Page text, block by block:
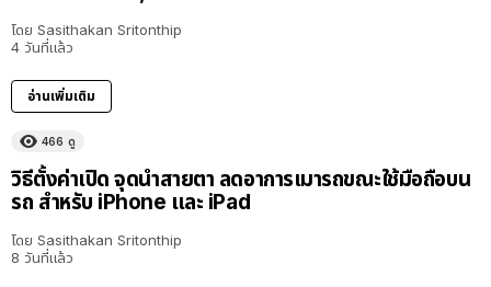
โดย Sasithakan Sritonthip
4 วันที่แล้ว
อ่านเพิ่มเติม
466 ดู
วิธีตั้งค่าเปิด จุดนำสายตา ลดอาการเมารถขณะใช้มือถือบน
รถ สำหรับ iPhone และ iPad
โดย Sasithakan Sritonthip
8 วันที่แล้ว